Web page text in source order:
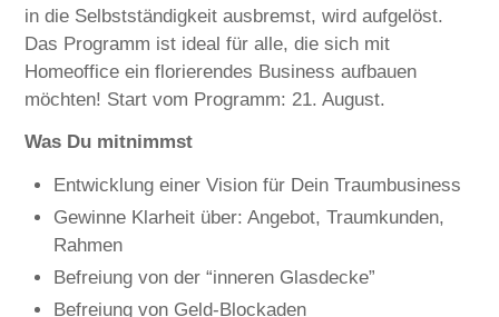
in die Selbstständigkeit ausbremst, wird aufgelöst.
Das Programm ist ideal für alle, die sich mit
Homeoffice ein florierendes Business aufbauen
möchten! Start vom Programm: 21. August.
Was Du mitnimmst
Entwicklung einer Vision für Dein Traumbusiness
Gewinne Klarheit über: Angebot, Traumkunden,
Rahmen
Befreiung von der “inneren Glasdecke”
Befreiung von Geld-Blockaden